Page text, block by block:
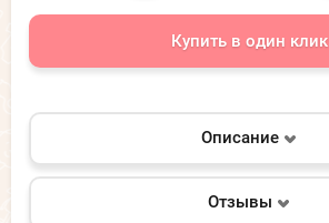
Купить в один клик
Описание
Отзывы